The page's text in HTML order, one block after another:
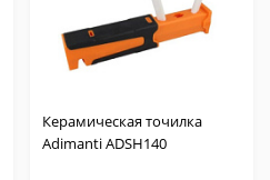
Керамическая точилка
Adimanti ADSH140